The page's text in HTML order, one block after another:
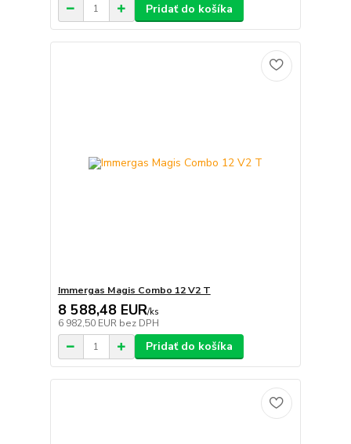
Pridať do košíka
Immergas Magis Combo 12 V2 T
8 588,48 EUR/ks
6 982,50 EUR bez DPH
Pridať do košíka